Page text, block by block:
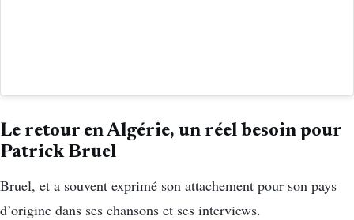
Le retour en Algérie, un réel besoin pour
Patrick Bruel
Bruel, et a souvent exprimé son attachement pour son pays
d’origine dans ses chansons et ses interviews.